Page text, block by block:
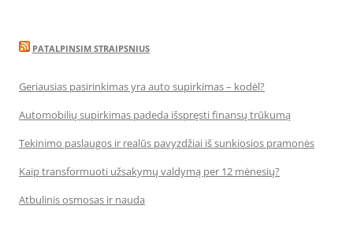
PATALPINSIM STRAIPSNIUS
Geriausias pasirinkimas yra auto supirkimas – kodėl?
Automobilių supirkimas padeda išspręsti finansų trūkumą
Tekinimo paslaugos ir realūs pavyzdžiai iš sunkiosios pramonės
Kaip transformuoti užsakymų valdymą per 12 mėnesių?
Atbulinis osmosas ir nauda